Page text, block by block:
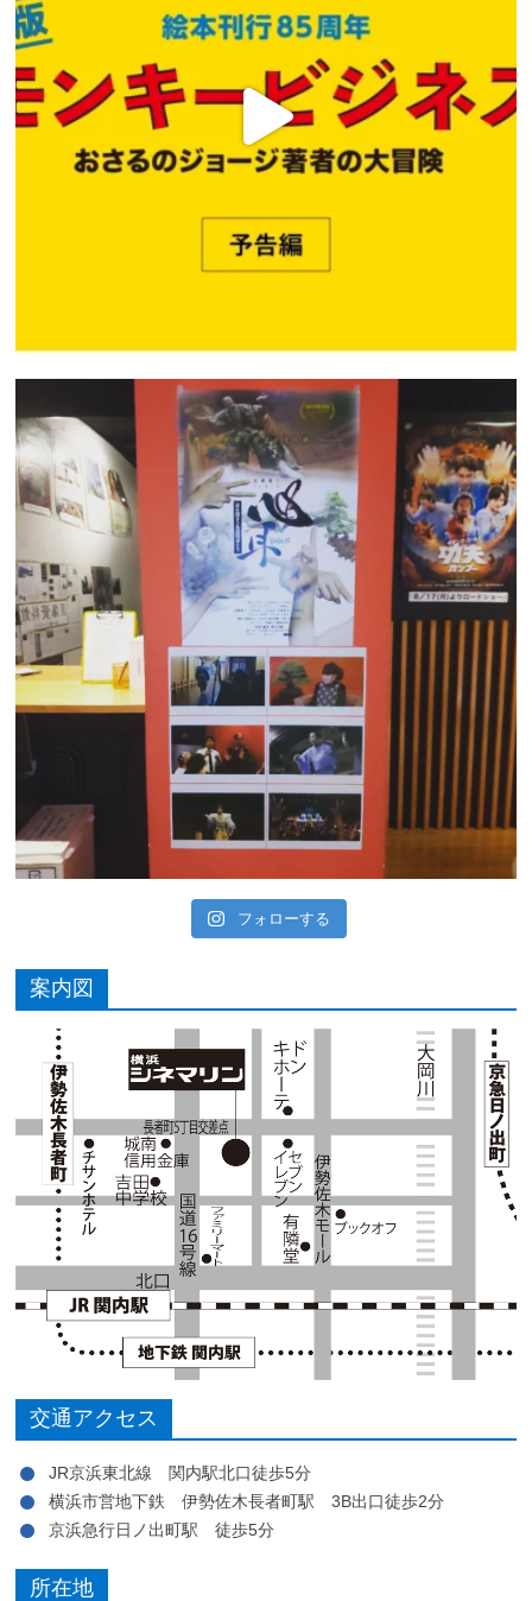
フォローする
案内図
交通アクセス
JR京浜東北線 関内駅北口徒歩5分
横浜市営地下鉄 伊勢佐木長者町駅 3B出口徒歩2分
京浜急行日ノ出町駅 徒歩5分
所在地